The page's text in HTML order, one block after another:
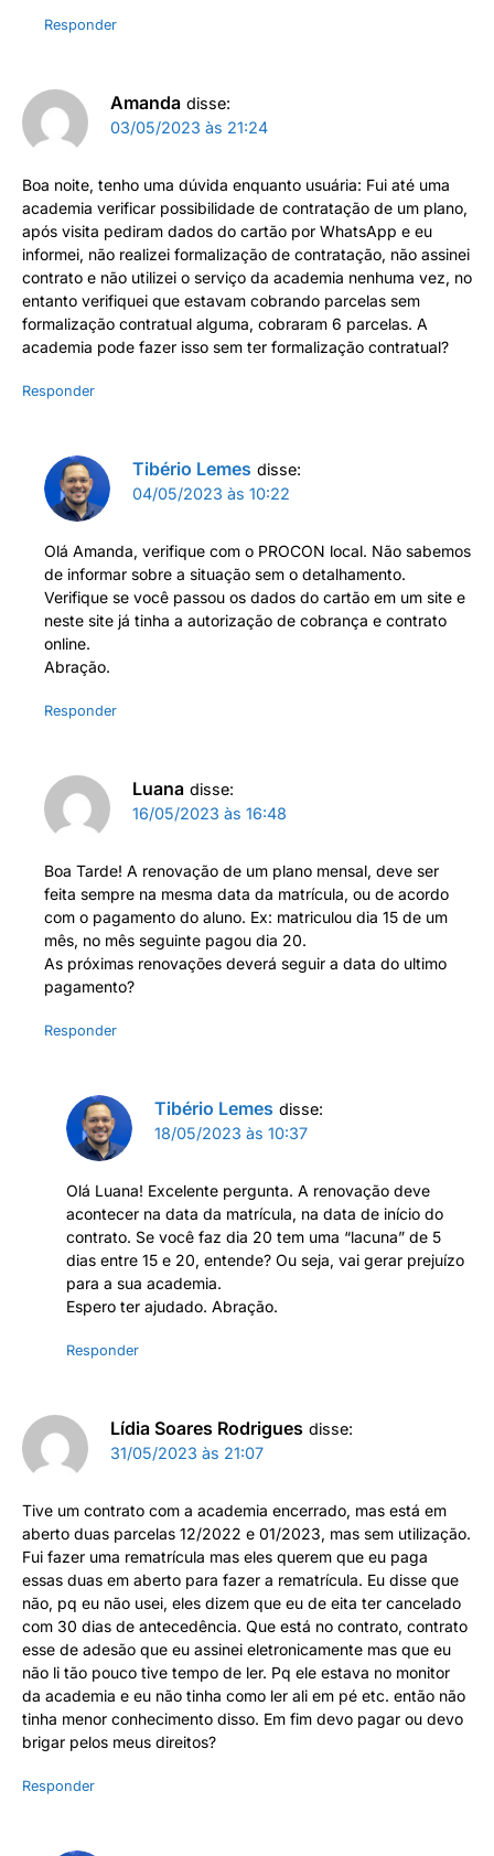
Responder
Amanda disse:
03/05/2023 às 21:24
Boa noite, tenho uma dúvida enquanto usuária: Fui até uma
academia verificar possibilidade de contratação de um plano,
após visita pediram dados do cartão por WhatsApp e eu
informei, não realizei formalização de contratação, não assinei
contrato e não utilizei o serviço da academia nenhuma vez, no
entanto verifiquei que estavam cobrando parcelas sem
formalização contratual alguma, cobraram 6 parcelas. A
academia pode fazer isso sem ter formalização contratual?
Responder
Tibério Lemes disse:
04/05/2023 às 10:22
Olá Amanda, verifique com o PROCON local. Não sabemos
de informar sobre a situação sem o detalhamento.
Verifique se você passou os dados do cartão em um site e
neste site já tinha a autorização de cobrança e contrato
online.
Abração.
Responder
Luana disse:
16/05/2023 às 16:48
Boa Tarde! A renovação de um plano mensal, deve ser
feita sempre na mesma data da matrícula, ou de acordo
com o pagamento do aluno. Ex: matriculou dia 15 de um
mês, no mês seguinte pagou dia 20.
As próximas renovações deverá seguir a data do ultimo
pagamento?
Responder
Tibério Lemes disse:
18/05/2023 às 10:37
Olá Luana! Excelente pergunta. A renovação deve
acontecer na data da matrícula, na data de início do
contrato. Se você faz dia 20 tem uma “lacuna” de 5
dias entre 15 e 20, entende? Ou seja, vai gerar prejuízo
para a sua academia.
Espero ter ajudado. Abração.
Responder
Lídia Soares Rodrigues disse:
31/05/2023 às 21:07
Tive um contrato com a academia encerrado, mas está em
aberto duas parcelas 12/2022 e 01/2023, mas sem utilização.
Fui fazer uma rematrícula mas eles querem que eu paga
essas duas em aberto para fazer a rematrícula. Eu disse que
não, pq eu não usei, eles dizem que eu de eita ter cancelado
com 30 dias de antecedência. Que está no contrato, contrato
esse de adesão que eu assinei eletronicamente mas que eu
não li tão pouco tive tempo de ler. Pq ele estava no monitor
da academia e eu não tinha como ler ali em pé etc. então não
tinha menor conhecimento disso. Em fim devo pagar ou devo
brigar pelos meus direitos?
Responder